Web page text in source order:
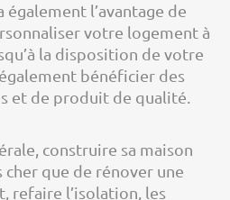
également l’avantage de
votre logement à
la disposition de votre
bénéficier des
et de produit de qualité.
construire sa maison
que de rénover une
refaire l’isolation, les